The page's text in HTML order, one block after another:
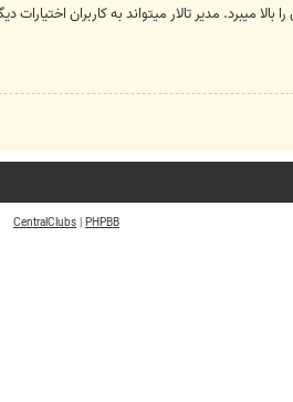
میبرد. مدیر تالار میتواند به کاربران اختیارات
PHPBB
|
CentralClubs